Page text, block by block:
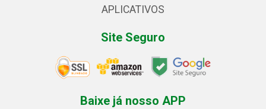
APLICATIVOS
Site Seguro
Baixe já nosso APP